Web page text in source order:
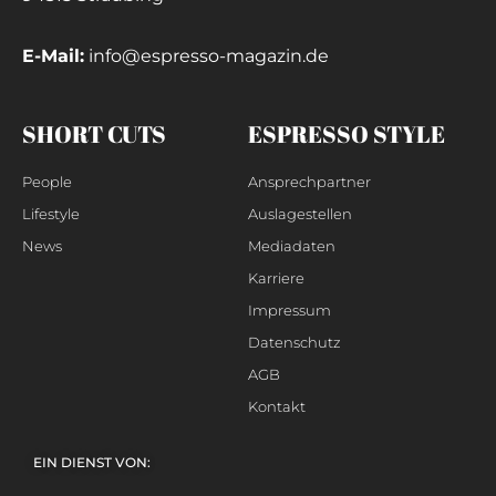
E-Mail: info@espresso-magazin.de
SHORT CUTS
People
Lifestyle
News
ESPRESSO STYLE
Ansprechpartner
Auslagestellen
Mediadaten
Karriere
Impressum
Datenschutz
AGB
Kontakt
EIN DIENST VON: